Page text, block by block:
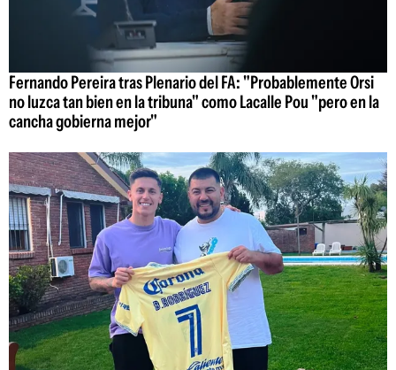
Fernando Pereira tras Plenario del FA: "Probablemente Orsi
no luzca tan bien en la tribuna" como Lacalle Pou "pero en la
cancha gobierna mejor"